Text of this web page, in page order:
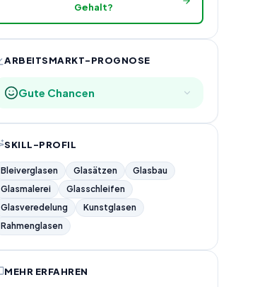
Gehalt?
ARBEITSMARKT-PROGNOSE
Gute Chancen
SKILL-PROFIL
Bleiverglasen Glasätzen
Glasbau
Glasmalerei
Glasschleifen
Glasveredelung
Kunstglasen
Rahmenglasen
MEHR ERFAHREN